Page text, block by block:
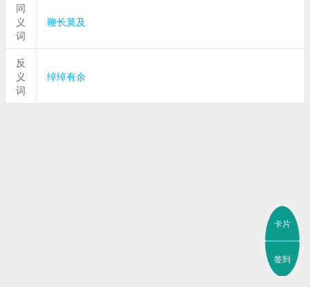
同
义
词
鞭长莫及
反
义
词
绰绰有余
卡片
签到